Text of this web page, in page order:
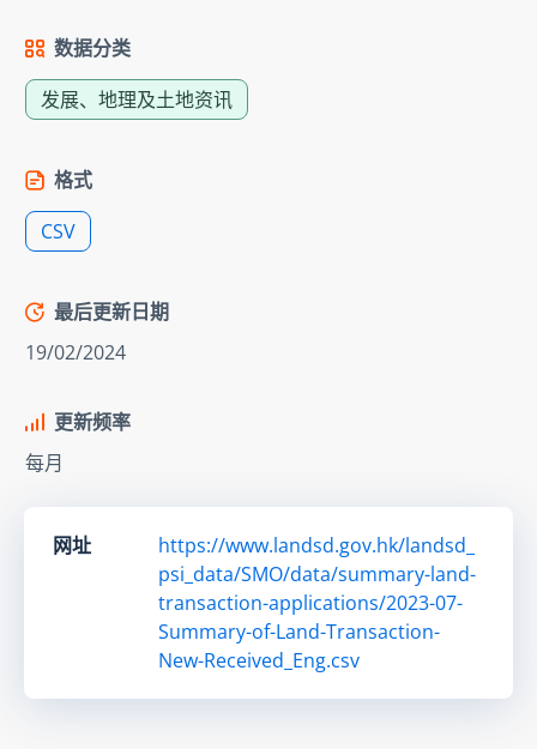
数据分类
发展、地理及土地资讯
格式
CSV
最后更新日期
19/02/2024
更新频率
每月
网址
https://www.landsd.gov.hk/landsd_
psi_data/SMO/data/summary-land-
transaction-applications/2023-07-
Summary-of-Land-Transaction-
New-Received_Eng.csv